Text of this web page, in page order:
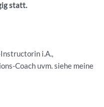
statt.
i.A.,
Coach uvm. siehe meine